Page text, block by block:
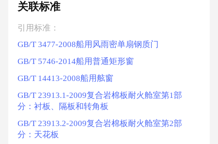
关联标准
引用标准：
GB/T 3477-2008船用风雨密单扇钢质门
GB/T 5746-2014船用普通矩形窗
GB/T 14413-2008船用舷窗
GB/T 23913.1-2009复合岩棉板耐火舱室第1部
分：衬板、隔板和转角板
GB/T 23913.2-2009复合岩棉板耐火舱室第2部
分：天花板